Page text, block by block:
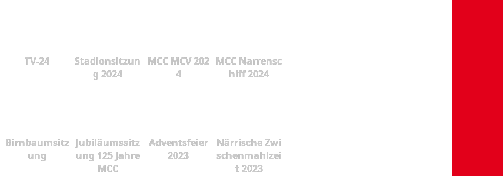
TV-24
Stadionsitzun
g 2024
MCC MCV 202
4
MCC Narrensc
hiff 2024
Birnbaumsitz
ung
Jubiläumssitz
ung 125 Jahre
MCC
Adventsfeier
2023
Närrische Zwi
schenmahlzei
t 2023